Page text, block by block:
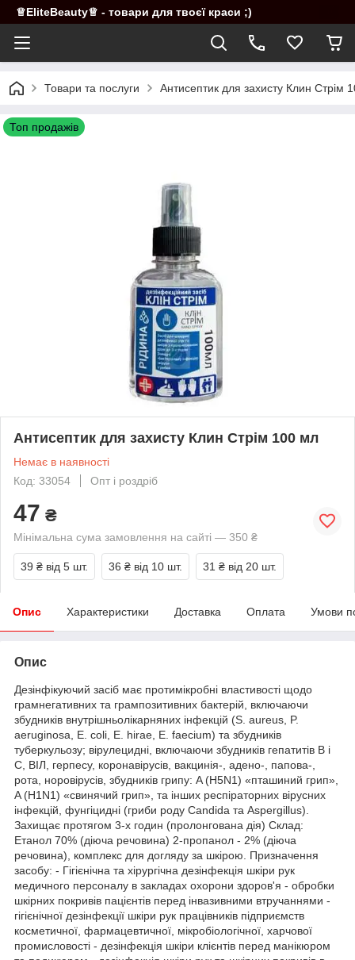
♕EliteBeauty♕ - товари для твоєї краси ;)
Товари та послуги Антисептик для захисту Клин Стрім
Топ продажів
Антисептик для захисту Клин Стрім 100 мл
Немає в наявності
Код: 33054
Опт і роздріб
47 ₴
Мінімальна сума замовлення на сайті — 350 ₴
39 ₴ від 5 шт. 36 ₴ від 10 шт. 31 ₴ від 20 шт.
Опис Характеристики Доставка Оплата Умови
Опис
Дезінфікуючий засіб має протимікробні властивості щодо
грамнегативних та грампозитивних бактерій, включаючи
збудників внутрішньолікарняних інфекцій (S. aureus, P.
aeruginosa, E. coli, E. hirae, E. faecium) та збудників
туберкульозу; вірулецидні, включаючи збудників гепатитів В і
С, ВІЛ, герпесу, коронавірусів, вакцинія-, адено-, папова-,
рота, норовірусів, збудників грипу: A (H5N1) «пташиний грип»,
A (H1N1) «свинячий грип», та інших респіраторних вірусних
інфекцій, фунгіцидні (гриби роду Candida та Aspergillus).
Захищає протягом 3-х годин (пролонгована дія) Склад:
Етанол 70% (діюча речовина) 2-пропанол - 2% (діюча
речовина), комплекс для догляду за шкірою.
Призначення
засобу: - Гігієнічна та хірургічна дезінфекція шкіри рук
медичного персоналу в закладах охорони здоров'я - обробки
шкірних покривів пацієнтів перед інвазивними втручаннями -
гігієнічної дезінфекції шкіри рук працівників підприємств
косметичної, фармацевтичної, мікробіологічної, харчової
промисловості - дезінфекція шкіри клієнтів перед манікюром